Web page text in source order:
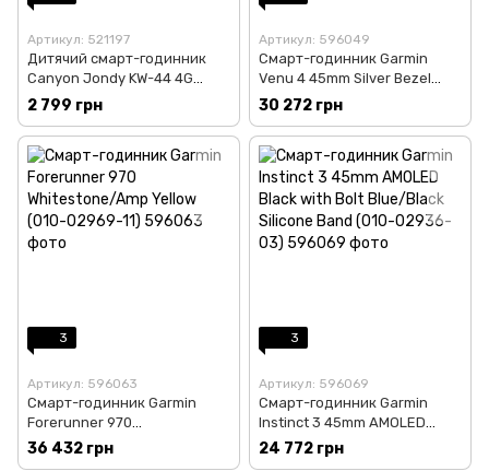
Артикул: 521197
Дитячий смарт-годинник
Canyon Jondy KW-44 4G
Camera GPS Music Pink (CNE-
KW44PP)
2 799 грн
Артикул: 596049
Смарт-годинник Garmin
Venu 4 45mm Silver Bezel
with Silver Gray Silicone Band
(010-03014-01)
30 272 грн
3
Артикул: 596063
Смарт-годинник Garmin
Forerunner 970
Whitestone/Amp Yellow (010-
36 432 грн
3
Артикул: 596069
Смарт-годинник Garmin
Instinct 3 45mm AMOLED
Black with Bolt Blue/Black
Silicone Band (010-02936-03)
24 772 грн